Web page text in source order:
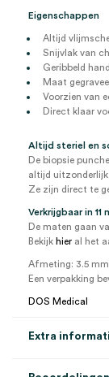
Eigenschappen
Altijd
Snijvlak van
Geribbeld
Maat
Voorzien van
Direct klaar
Altijd steriel en
De biopsie
altijd uitzonderlijk
Ze zijn direct te
Verkrijgbaar in 11
De maten gaan
Bekijk hier al het
Afmeting: 3.5
Een verpakking
DOS Medical
Extra